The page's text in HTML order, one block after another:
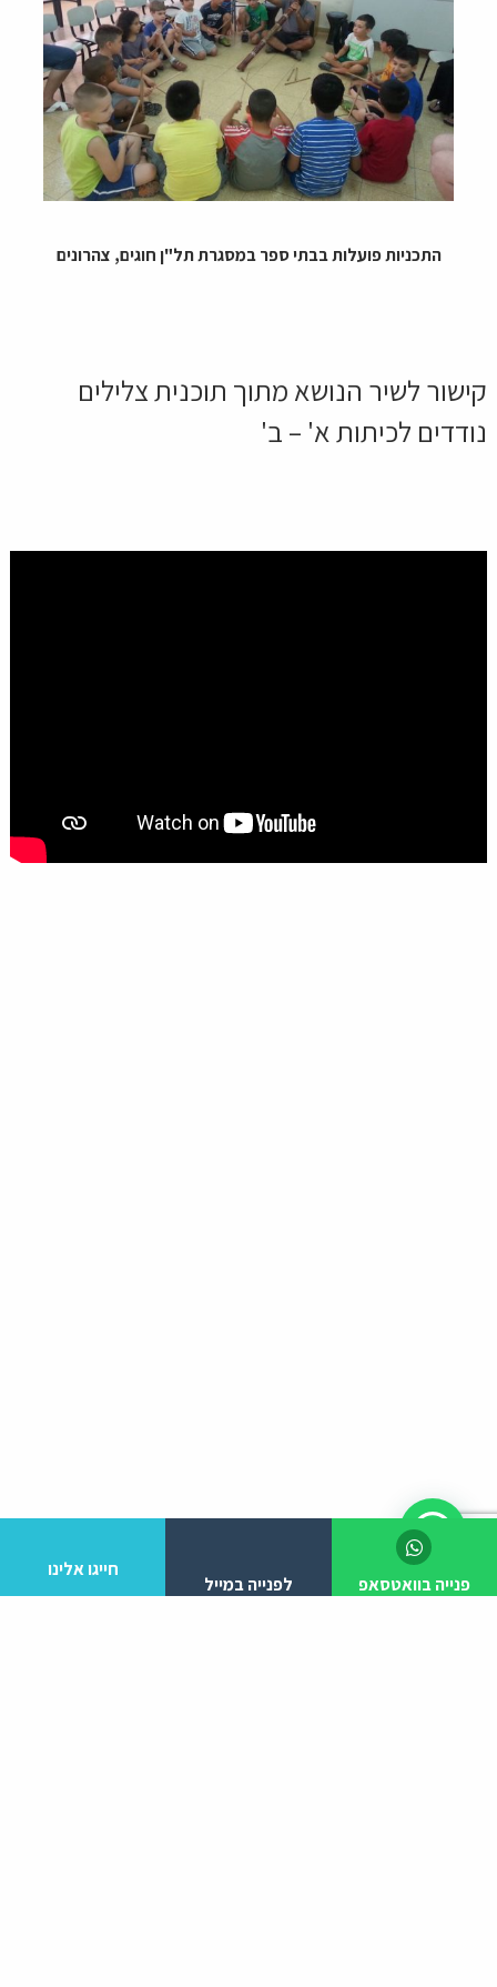
התכניות פועלות בבתי ספר במסגרת תל"ן חוגים, צהרונים
קישור לשיר הנושא מתוך תוכנית צלילים
נודדים לכיתות א' – ב'
חייגו אלינו
לפנייה במייל פנייה בוואטסאפ